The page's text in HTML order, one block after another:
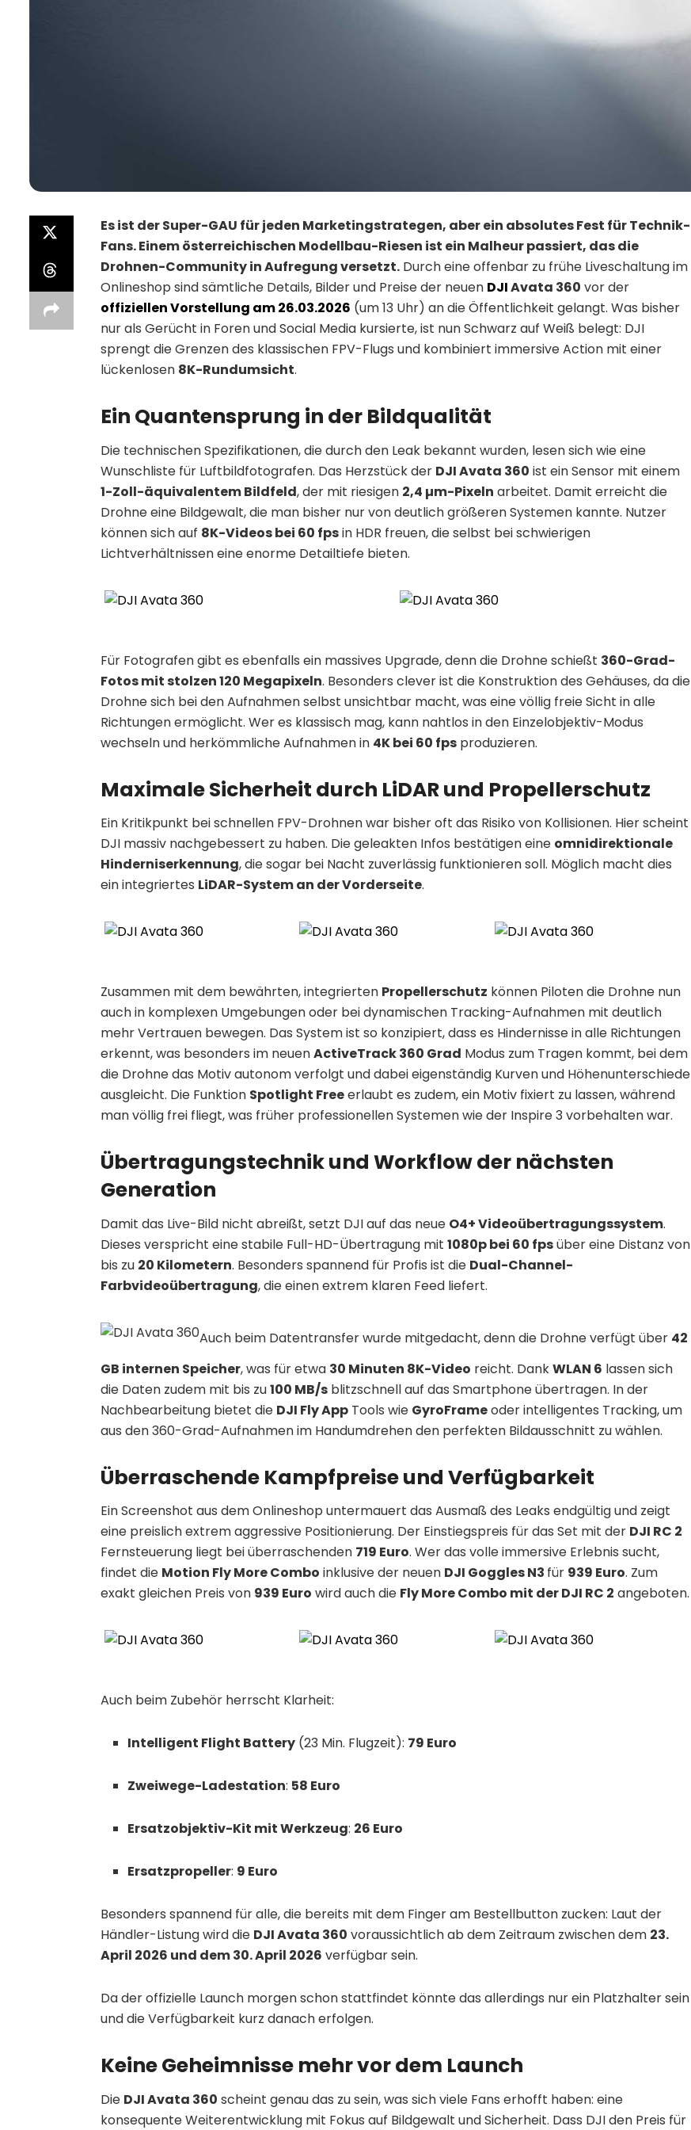
Es ist der Super-GAU für jeden Marketingstrategen, aber ein absolutes Fest für Technik-
Fans. Einem österreichischen Modellbau-Riesen ist ein Malheur passiert, das die
Drohnen-Community in Aufregung versetzt. Durch eine offenbar zu frühe Liveschaltung im
Onlineshop sind sämtliche Details, Bilder und Preise der neuen DJIAvata 360 vor der
offiziellen Vorstellung am 26.03.2026 (um 13 Uhr) an die Öffentlichkeit gelangt. Was bisher
nur als Gerücht in Foren und Social Media kursierte, ist nun Schwarz auf Weiß belegt: DJI
sprengt die Grenzen des klassischen FPV-Flugs und kombiniert immersive Action mit einer
lückenlosen 8K-Rundumsicht.
Ein Quantensprung in der Bildqualität
Die technischen Spezifikationen, die durch den Leak bekannt wurden, lesen sich wie eine
Wunschliste für Luftbildfotografen. Das Herzstück der DJI Avata 360 ist ein Sensor mit einem
1-Zoll-äquivalentem Bildfeld, der mit riesigen 2,4 µm-Pixeln arbeitet. Damit erreicht die
Drohne eine Bildgewalt, die man bisher nur von deutlich größeren Systemen kannte. Nutzer
können sich auf 8K-Videos bei 60 fpsin HDR freuen, die selbst bei schwierigen
Lichtverhältnissen eine enorme Detailtiefe bieten.
Für Fotografen gibt es ebenfalls ein massives Upgrade, denn die Drohne schießt 360-Grad-
Fotos mit stolzen 120 Megapixeln. Besonders clever ist die Konstruktion des Gehäuses, da die
Drohne sich bei den Aufnahmen selbst unsichtbar macht, was eine völlig freie Sicht in alle
Richtungen ermöglicht. Wer es klassisch mag, kann nahtlos in den Einzelobjektiv-Modus
wechseln und herkömmliche Aufnahmen in 4K bei 60 fps produzieren.
Maximale Sicherheit durch LiDAR und Propellerschutz
Ein Kritikpunkt bei schnellen FPV-Drohnen war bisher oft das Risiko von Kollisionen. Hier scheint
DJI massiv nachgebessert zu haben. Die geleakten Infos bestätigen eine omnidirektionale
Hinderniserkennung, die sogar bei Nacht zuverlässig funktionieren soll. Möglich macht dies
ein integriertes LiDAR-System an der Vorderseite.
Zusammen mit dem bewährten, integrierten Propellerschutz können Piloten die Drohne nun
auch in komplexen Umgebungen oder bei dynamischen Tracking-Aufnahmen mit deutlich
mehr Vertrauen bewegen. Das System ist so konzipiert, dass es Hindernisse in alle Richtungen
erkennt, was besonders im neuenActiveTrack 360 Grad Modus zum Tragen kommt, bei dem
die Drohne das Motiv autonom verfolgt und dabei eigenständig Kurven und Höhenunterschiede
ausgleicht. Die Funktion Spotlight Freeerlaubt es zudem, ein Motiv fixiert zu lassen, während
man völlig frei fliegt, was früher professionellen Systemen wie der Inspire 3 vorbehalten war.
Übertragungstechnik und Workflow der nächsten
Generation
Damit das Live-Bild nicht abreißt, setzt DJI auf das neue O4+ Videoübertragungssystem.
Dieses verspricht eine stabile Full-HD-Übertragung mit 1080p bei 60 fpsüber eine Distanz von
bis zu 20 Kilometern. Besonders spannend für Profis ist die Dual-Channel-
Farbvideoübertragung, die einen extrem klaren Feed liefert.
Auch beim Datentransfer wurde mitgedacht, denn die Drohne verfügt über 42
GB internen Speicher, was für etwa 30 Minuten 8K-Video reicht. DankWLAN 6 lassen sich
die Daten zudem mit bis zu100 MB/s blitzschnell auf das Smartphone übertragen. In der
Nachbearbeitung bietet die DJI Fly App Tools wie GyroFrameoder intelligentes Tracking, um
aus den 360-Grad-Aufnahmen im Handumdrehen den perfekten Bildausschnitt zu wählen.
Überraschende Kampfpreise und Verfügbarkeit
Ein Screenshot aus dem Onlineshop untermauert das Ausmaß des Leaks endgültig und zeigt
eine preislich extrem aggressive Positionierung. Der Einstiegspreis für das Set mit der DJI RC 2
Fernsteuerung liegt bei überraschenden 719 Euro. Wer das volle immersive Erlebnis sucht,
findet die Motion Fly More Combo inklusive der neuen DJI Goggles N3 für 939 Euro. Zum
exakt gleichen Preis von 939 Euro wird auch die Fly More Combo mit der DJI RC 2 angeboten.
Auch beim Zubehör herrscht Klarheit:
Intelligent Flight Battery (23 Min. Flugzeit): 79 Euro
Zweiwege-Ladestation: 58 Euro
Ersatzobjektiv-Kit mit Werkzeug: 26 Euro
Ersatzpropeller: 9 Euro
Besonders spannend für alle, die bereits mit dem Finger am Bestellbutton zucken: Laut der
Händler-Listung wird die DJI Avata 360 voraussichtlich ab dem Zeitraum zwischen dem 23.
April 2026 und dem 30. April 2026 verfügbar sein.
Da der offizielle Launch morgen schon stattfindet könnte das allerdings nur ein Platzhalter sein
und die Verfügbarkeit kurz danach erfolgen.
Keine Geheimnisse mehr vor dem Launch
Die DJI Avata 360 scheint genau das zu sein, was sich viele Fans erhofft haben: eine
konsequente Weiterentwicklung mit Fokus auf Bildgewalt und Sicherheit. Dass DJI den Preis für